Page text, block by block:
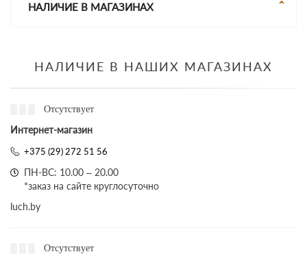
НАЛИЧИЕ В МАГАЗИНАХ
НАЛИЧИЕ В НАШИХ МАГАЗИНАХ
Отсутствует
Интернет-магазин
+375 (29) 272 51 56
ПН-ВС: 10.00 – 20.00
*заказ на сайте круглосуточно
luch.by
Отсутствует